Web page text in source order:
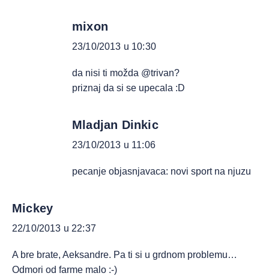
mixon
23/10/2013 u 10:30
da nisi ti možda @trivan?
priznaj da si se upecala :D
Mladjan Dinkic
23/10/2013 u 11:06
pecanje objasnjavaca: novi sport na njuzu
Mickey
22/10/2013 u 22:37
A bre brate, Aeksandre. Pa ti si u grdnom problemu…
Odmori od farme malo :-)